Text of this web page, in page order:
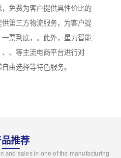
免费为客户提供具性价比的
第三方物流服务，为客户提
票到底，。此外，星力智能
、等主流电商平台进行对
由选择等特色服务。
品推荐
and sales in one of the manufacturing